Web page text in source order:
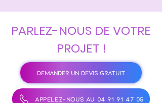
PARLEZ-NOUS DE VOTRE
PROJET !
DEMANDER UN DEVIS GRATUIT
APPELEZ-NOUS AU 04 91 91 47 05